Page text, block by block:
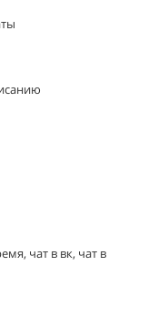
чат в вк, чат в